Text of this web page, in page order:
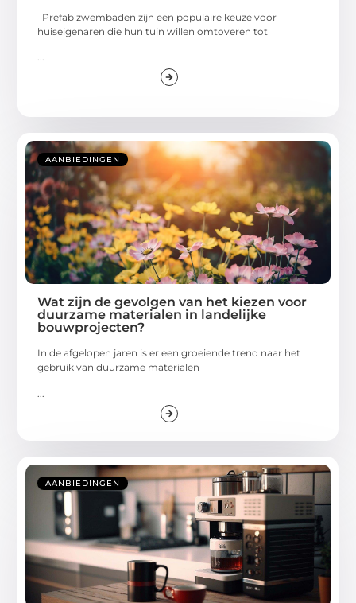
Prefab zwembaden zijn een populaire keuze voor
huiseigenaren die hun tuin willen omtoveren tot
...
AANBIEDINGEN
Wat zijn de gevolgen van het kiezen voor
duurzame materialen in landelijke
bouwprojecten?
In de afgelopen jaren is er een groeiende trend naar het
gebruik van duurzame materialen
AANBIEDINGEN